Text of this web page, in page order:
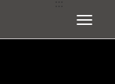
展開選單